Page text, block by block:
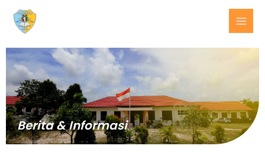
konten
Berita & Informasi